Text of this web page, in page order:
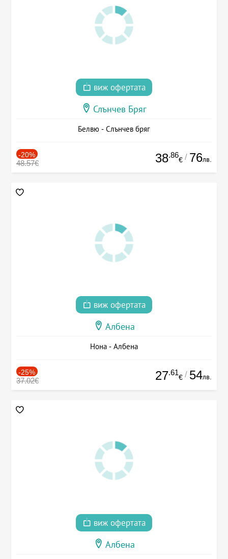
виж офертата
Слънчев Бряг
Белвю - Слънчев бряг
-20%
48.57€ 38.86
€ / 76лв.
виж офертата
Албена
Нона - Албена
-25%
37.02€ 27.61
€ / 54лв.
виж офертата
Албена